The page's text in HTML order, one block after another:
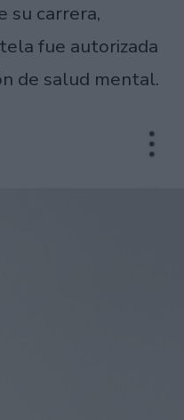
su carrera,
fue autorizada
de salud mental.